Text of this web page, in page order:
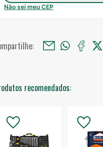
Não sei meu CEP
recomendados: